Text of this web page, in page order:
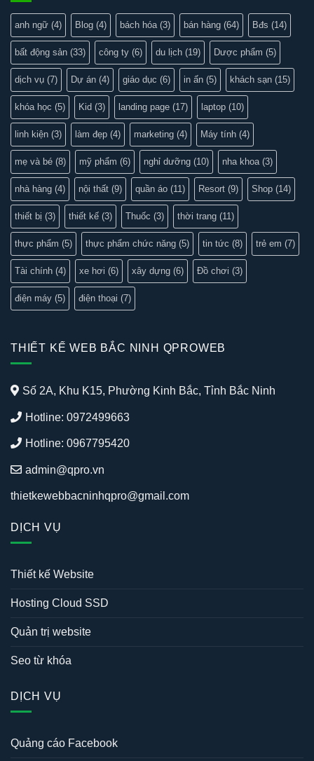
anh ngữ (4) Blog (4) bách hóa (3) bán hàng (64) Bđs (14)
bất động sản (33) công ty (6) du lịch (19) Dược phẩm (5)
dịch vụ (7) Dự án (4) giáo dục (6) in ấn (5) khách sạn (15)
khóa học (5) Kid (3) landing page (17) laptop (10)
linh kiện (3) làm đẹp (4) marketing (4) Máy tính (4)
mẹ và bé (8) mỹ phẩm (6) nghỉ dưỡng (10) nha khoa (3)
nhà hàng (4) nội thất (9) quần áo (11) Resort (9) Shop (14)
thiết bị (3) thiết kế (3) Thuốc (3) thời trang (11)
thực phẩm (5) thực phẩm chức năng (5) tin tức (8) trẻ em (7)
Tài chính (4) xe hơi (6) xây dựng (6) Đồ chơi (3)
điện máy (5) điện thoại (7)
THIẾT KẾ WEB BẮC NINH QPROWEB
Số 2A, Khu K15, Phường Kinh Bắc, Tỉnh Bắc Ninh
Hotline: 0972499663
Hotline: 0967795420
admin@qpro.vn
thietkewebbacninhqpro@gmail.com
DỊCH VỤ
Thiết kế Website
Hosting Cloud SSD
Quản trị website
Seo từ khóa
DỊCH VỤ
Quảng cáo Facebook